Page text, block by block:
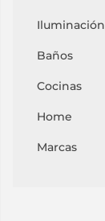
Iluminación
Baños
Cocinas
Home
Marcas